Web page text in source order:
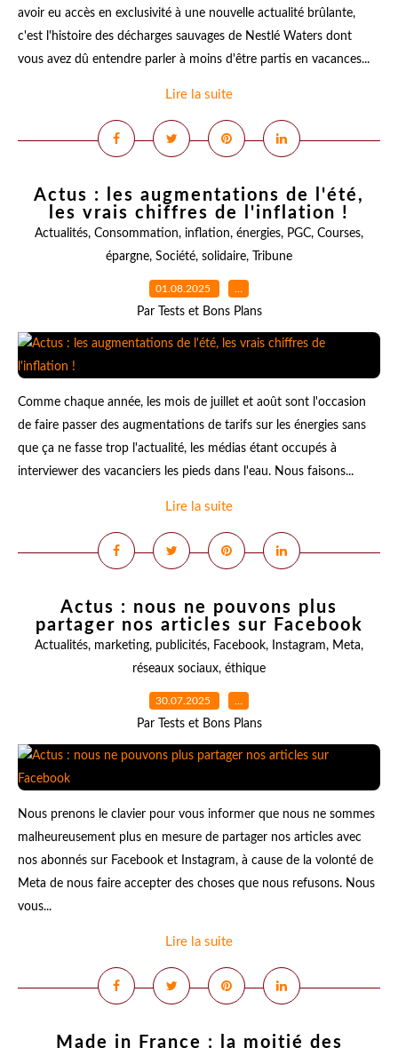
avoir eu accès en exclusivité à une nouvelle actualité brûlante,
c'est l'histoire des décharges sauvages de Nestlé Waters dont
vous avez dû entendre parler à moins d'être partis en vacances...
Lire la suite
Actus : les augmentations de l'été,
les vrais chiffres de l'inflation !
Actualités, Consommation, inflation, énergies, PGC, Courses,
épargne, Société, solidaire, Tribune
01.08.2025 …
Par Tests et Bons Plans
Comme chaque année, les mois de juillet et août sont l'occasion
de faire passer des augmentations de tarifs sur les énergies sans
que ça ne fasse trop l'actualité, les médias étant occupés à
interviewer des vacanciers les pieds dans l'eau. Nous faisons...
Lire la suite
Actus : nous ne pouvons plus
partager nos articles sur Facebook
Actualités, marketing, publicités, Facebook, Instagram, Meta,
réseaux sociaux, éthique
30.07.2025 …
Par Tests et Bons Plans
Nous prenons le clavier pour vous informer que nous ne sommes
malheureusement plus en mesure de partager nos articles avec
nos abonnés sur Facebook et Instagram, à cause de la volonté de
Meta de nous faire accepter des choses que nous refusons. Nous
vous...
Lire la suite
Made in France : la moitié des